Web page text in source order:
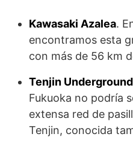
Kawasaki Azalea.
encontramos esta
con más de 56 km
Tenjin
Fukuoka no podría
extensa red de
Tenjin, conocida